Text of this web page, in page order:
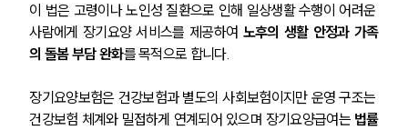
이 법은 고령이나 노인성 질환으로 인해 일상생활 수행이 어려운
사람에게 장기요양 서비스를 제공하여 노후의 생활 안정과 가족
의 돌봄 부담 완화를 목적으로 합니다.
장기요양보험은 건강보험과 별도의 사회보험이지만 운영 구조는
건강보험 체계와 밀접하게 연계되어 있으며 장기요양급여는 법률